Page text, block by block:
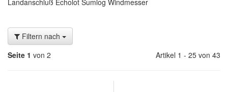
Filtern nach
Seite 1 von 2 Artikel 1 - 25 von 43